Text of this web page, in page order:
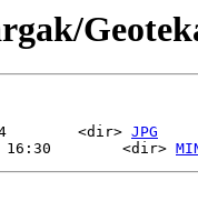
<dir> JPG
16:30        <dir>